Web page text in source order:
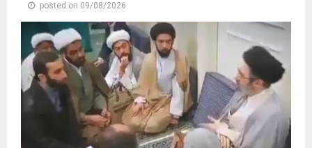
posted on 09/08/2026